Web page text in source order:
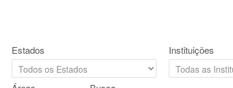
Estados Instituições